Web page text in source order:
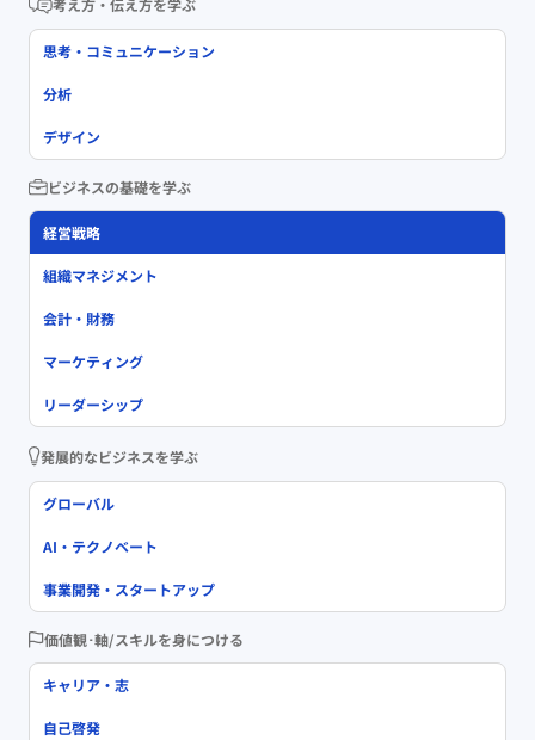
考え方・伝え方を学ぶ
思考・コミュニケーション
分析
デザイン
ビジネスの基礎を学ぶ
経営戦略
組織マネジメント
会計・財務
マーケティング
リーダーシップ
発展的なビジネスを学ぶ
グローバル
AI・テクノベート
事業開発・スタートアップ
価値観･軸/スキルを身につける
キャリア・志
自己啓発